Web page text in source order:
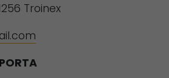
Troinex